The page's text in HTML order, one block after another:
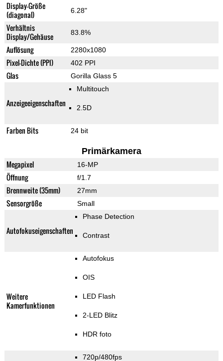
Display-Größe
(diagonal)
6.28"
Verhältnis
Display/Gehäuse
83.8%
Auflösung 2280x1080
Pixel-Dichte (PPI) 402 PPI
Glas Gorilla Glass 5
Anzeigeeigenschaften
Multitouch
2.5D
Farben Bits 24 bit
Primärkamera
Megapixel 16-MP
Öffnung f/1.7
Brennweite (35mm) 27mm
Sensorgröße Small
Autofokuseigenschaften
Phase Detection
Contrast
Weitere
Kamerfunktionen
Autofokus
OIS
LED Flash
2-LED Blitz
HDR foto
720p/480fps